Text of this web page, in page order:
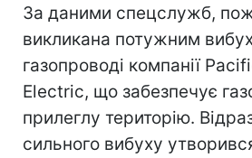
За даними спецслужб,
викликана потужним
газопроводі компанії
Electric, що забезпечує
прилеглу територію.
сильного вибуху